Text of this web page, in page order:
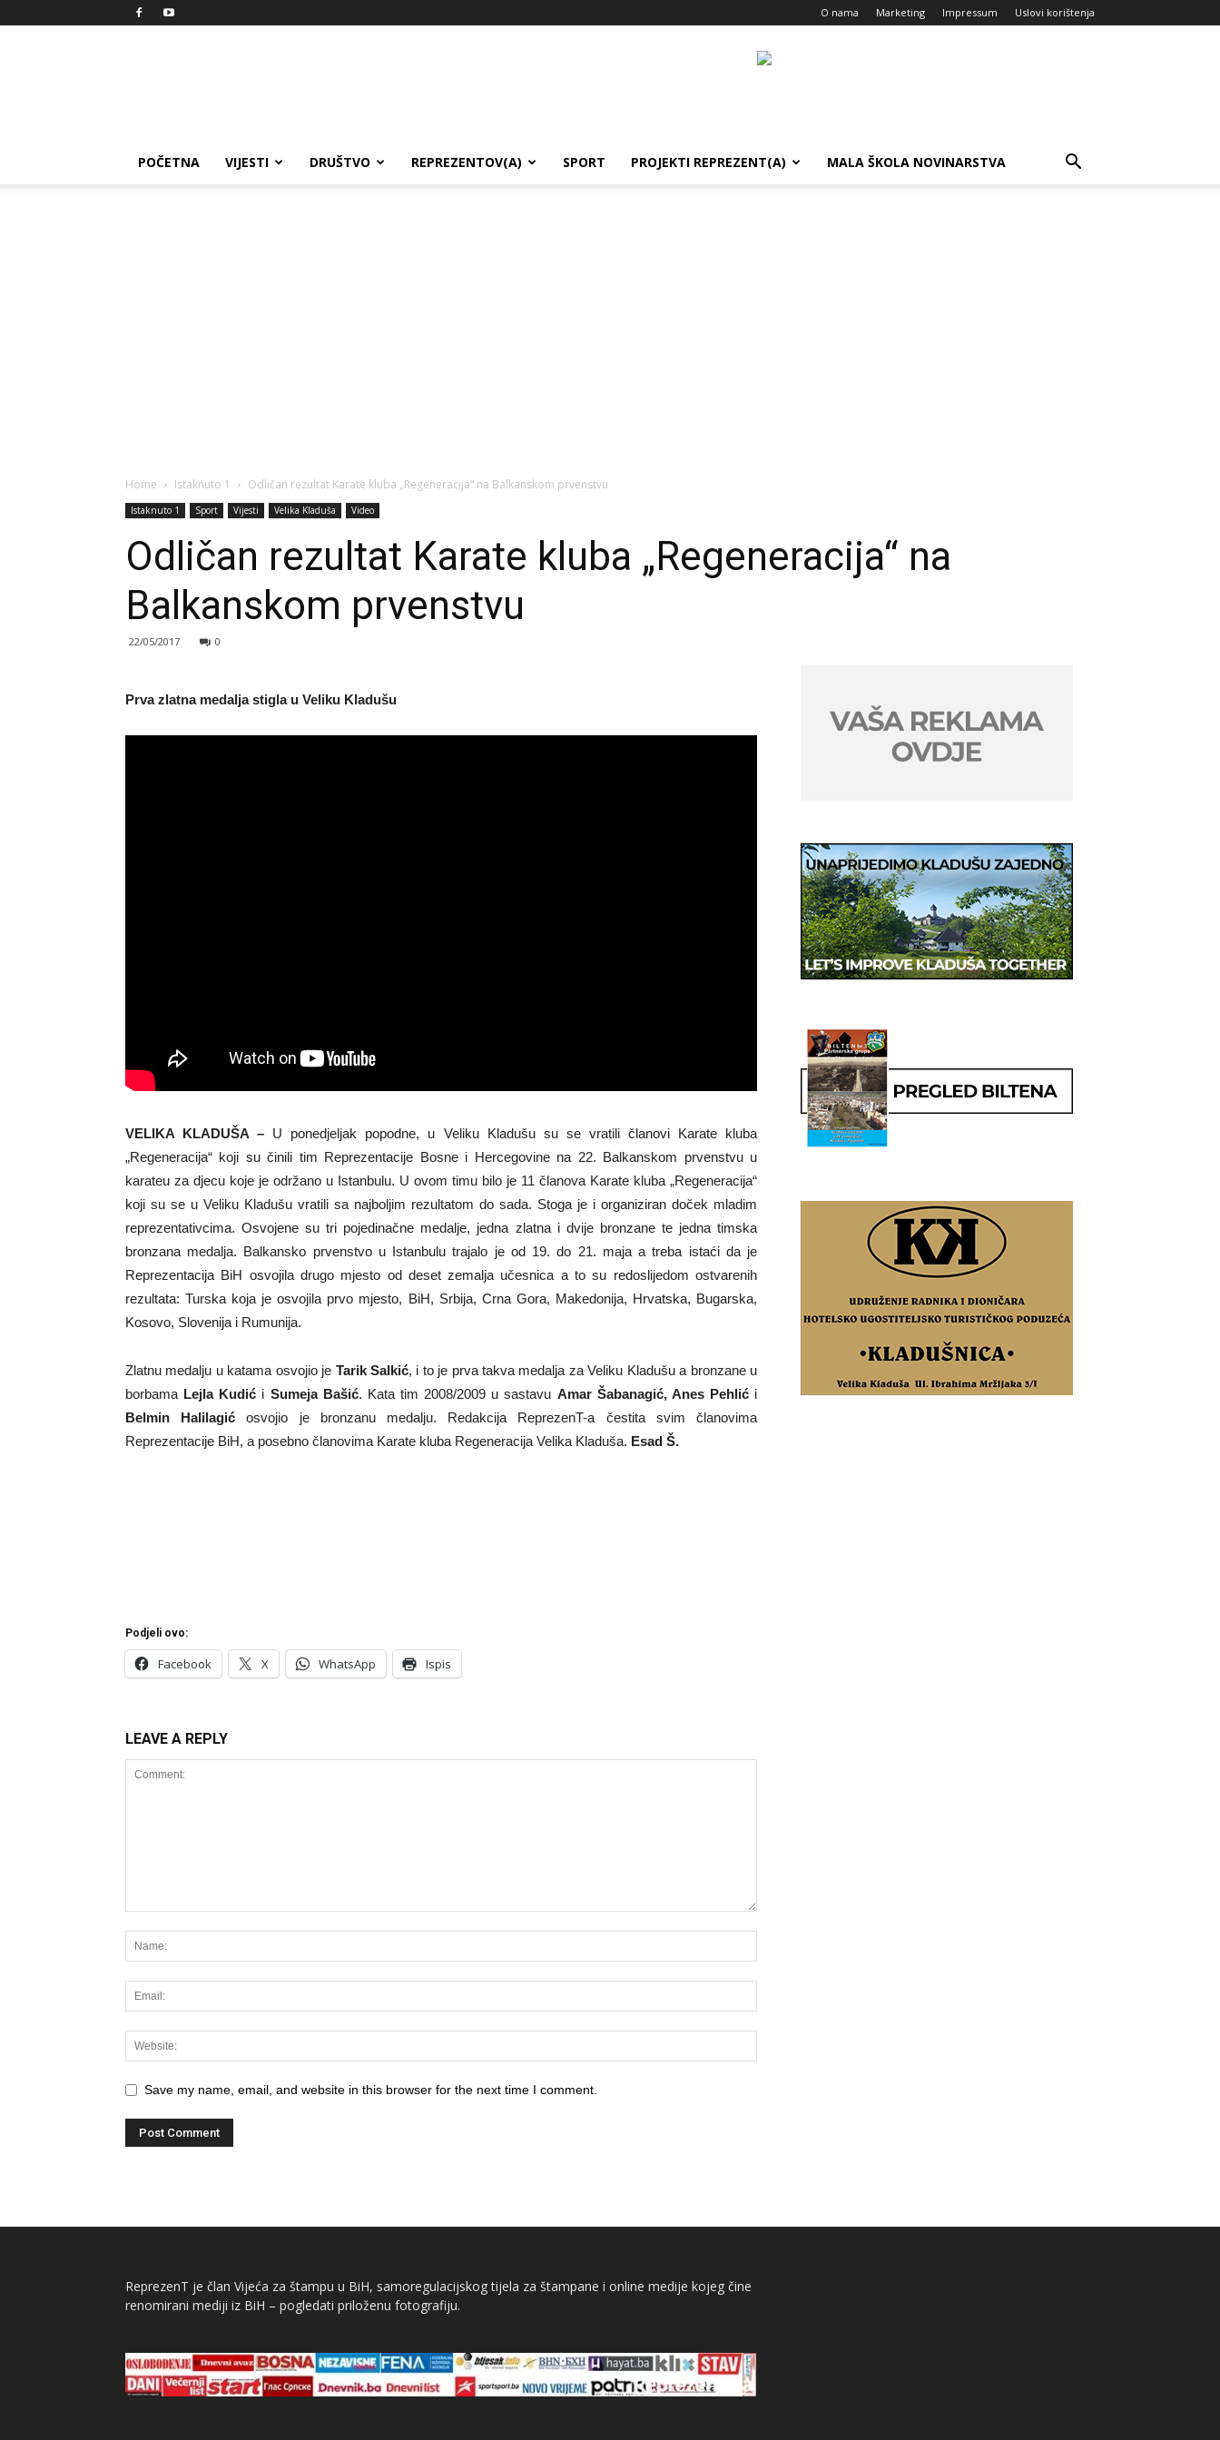
O nama Marketing Impressum Uslovi korištenja
POČETNA VIJESTI DRUŠTVO REPREZENTOV(A) SPORT PROJEKTI REPREZENT(A) MALA ŠKOLA NOVINARSTVA
Home Istaknuto 1 Odličan rezultat Karate kluba „Regeneracija“ na Balkanskom prvenstvu
Istaknuto 1 Sport Vijesti Velika Kladuša Video
Odličan rezultat Karate kluba „Regeneracija“ na
Balkanskom prvenstvu
22/05/2017 0
Prva zlatna medalja stigla u Veliku Kladušu
VELIKA KLADUŠA – U ponedjeljak popodne, u Veliku Kladušu su se vratili članovi Karate kluba
„Regeneracija“ koji su činili tim Reprezentacije Bosne i Hercegovine na 22. Balkanskom prvenstvu u
karateu za djecu koje je održano u Istanbulu. U ovom timu bilo je 11 članova Karate kluba „Regeneracija“
koji su se u Veliku Kladušu vratili sa najboljim rezultatom do sada. Stoga je i organiziran doček mladim
reprezentativcima. Osvojene su tri pojedinačne medalje, jedna zlatna i dvije bronzane te jedna timska
bronzana medalja. Balkansko prvenstvo u Istanbulu trajalo je od 19. do 21. maja a treba istaći da je
Reprezentacija BiH osvojila drugo mjesto od deset zemalja učesnica a to su redoslijedom ostvarenih
rezultata: Turska koja je osvojila prvo mjesto, BiH, Srbija, Crna Gora, Makedonija, Hrvatska, Bugarska,
Kosovo, Slovenija i Rumunija.
Zlatnu medalju u katama osvojio je Tarik Salkić, i to je prva takva medalja za Veliku Kladušu a bronzane u
borbama Lejla Kudić i Sumeja Bašić. Kata tim 2008/2009 u sastavu Amar Šabanagić, Anes Pehlići
Belmin Halilagić osvojio je bronzanu medalju. Redakcija ReprezenT-a čestita svim članovima
Reprezentacije BiH, a posebno članovima Karate kluba Regeneracija Velika Kladuša. Esad Š.
Podjeli ovo:
Facebook X WhatsApp Ispis
LEAVE A REPLY
Save my name, email, and website in this browser for the next time I comment.
ReprezenT je član Vijeća za štampu u BiH, samoregulacijskog tijela za štampane i online medije kojeg čine
renomirani mediji iz BiH – pogledati priloženu fotografiju.